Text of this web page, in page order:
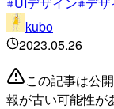
kubo
2023.05.26
この記事は公
報が古い可能性が